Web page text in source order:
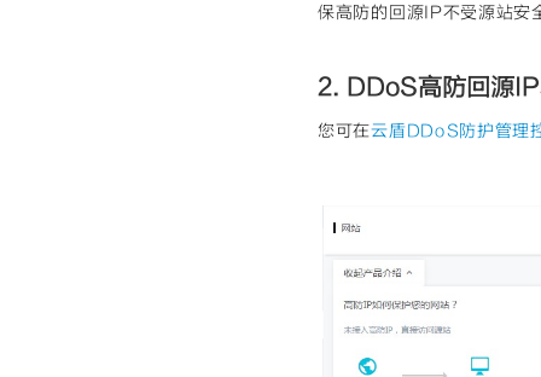
保高防的回源IP不受源站安
2. DDoS高防回源
您可在云盾DDoS防护管理